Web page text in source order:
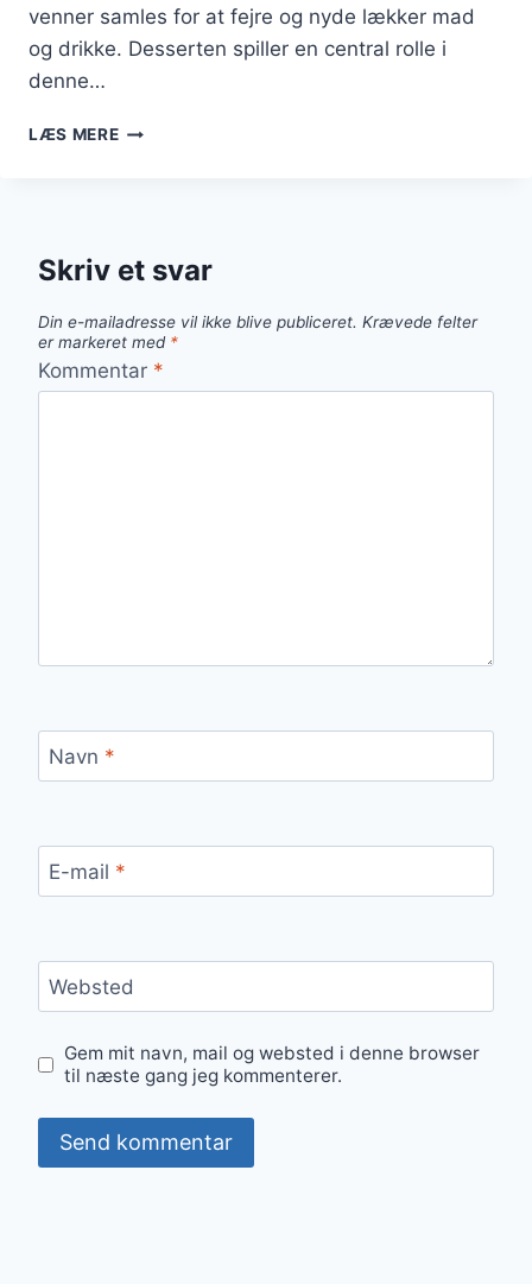
venner samles for at fejre og nyde lækker mad
og drikke. Desserten spiller en central rolle i
denne…
LÆS MERENYTÅRSDESSERT
Skriv et svar
Din e-mailadresse vil ikke blive publiceret. Krævede felter
er markeret med *
Kommentar *
Navn *
E-mail *
Websted
Gem mit navn, mail og websted i denne browser
til næste gang jeg kommenterer.